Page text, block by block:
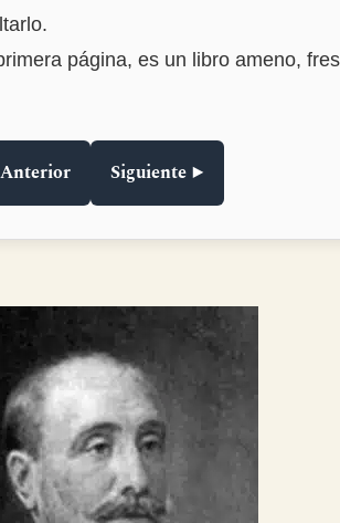
página, es un libro ameno,
Siguiente ▶